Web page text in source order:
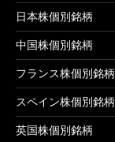
日本株個別銘柄
中国株個別銘柄
フランス株個別銘柄
スペイン株個別銘柄
英国株個別銘柄